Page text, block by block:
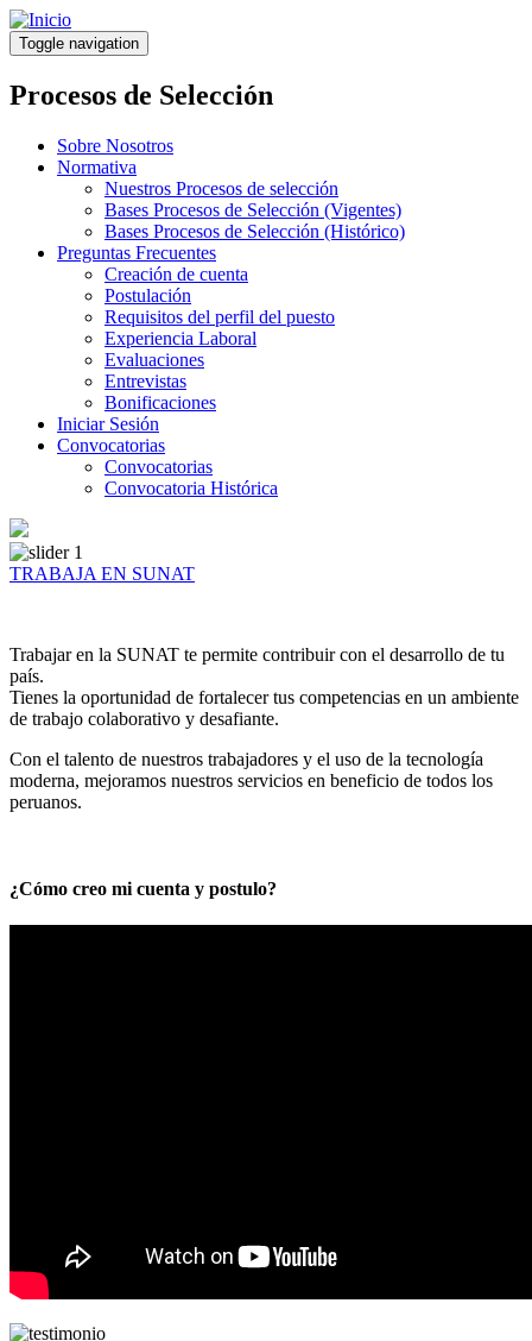
Pasar
al
contenido
principal
Toggle navigation
Procesos de Selección
Sobre Nosotros
Normativa
Nuestros Procesos de selección
Bases Procesos de Selección (Vigentes)
Bases Procesos de Selección (Histórico)
Preguntas Frecuentes
Creación de cuenta
Postulación
Requisitos del perfil del puesto
Experiencia Laboral
Evaluaciones
Entrevistas
Bonificaciones
Iniciar Sesión
Convocatorias
Convocatorias
Convocatoria Histórica
TRABAJA EN SUNAT
Trabajar en la SUNAT te permite contribuir con el desarrollo de tu
país.
Tienes la oportunidad de fortalecer tus competencias en un ambiente
de trabajo colaborativo y desafiante.
Con el talento de nuestros trabajadores y el uso de la tecnología
moderna, mejoramos nuestros servicios en beneficio de todos los
peruanos.
¿Cómo creo mi cuenta y postulo?